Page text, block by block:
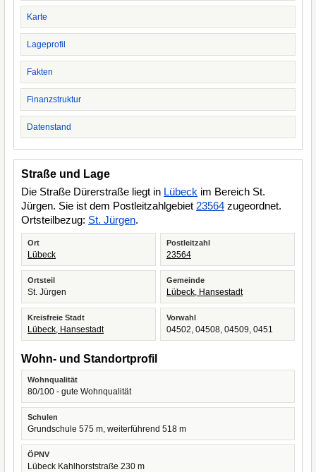
Karte
Lageprofil
Fakten
Finanzstruktur
Datenstand
Straße und Lage
Die Straße Dürerstraße liegt in Lübeck im Bereich St.
Jürgen. Sie ist dem Postleitzahlgebiet 23564 zugeordnet.
Ortsteilbezug: St. Jürgen.
Ort
Lübeck
Postleitzahl
23564
Ortsteil
St. Jürgen
Gemeinde
Lübeck, Hansestadt
Kreisfreie Stadt
Lübeck, Hansestadt
Vorwahl
04502, 04508, 04509, 0451
Wohn- und Standortprofil
Wohnqualität
80/100 - gute Wohnqualität
Schulen
Grundschule 575 m, weiterführend 518 m
ÖPNV
Lübeck Kahlhorststraße 230 m